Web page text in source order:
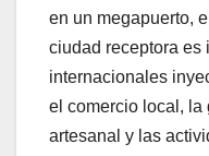
en un megapuerto,
ciudad receptora es
internacionales
el comercio local, la
artesanal y las